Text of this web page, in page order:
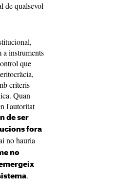
de qualsevol
instruments
que
criteris
Quan
l'autoritat
de ser
fora
no hauria
no
.